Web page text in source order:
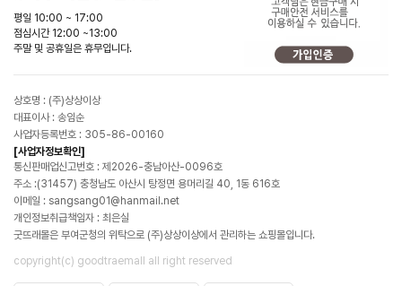
평일 10:00 ~ 17:00
점심시간 12:00 ~13:00
주말 및 공휴일은 휴무입니다.
상호명 : (주)상상이상
대표이사 : 송임순
사업자등록번호 : 305-86-00160
[사업자정보확인]
통신판매업신고번호 : 제2026-충남아산-0096호
주소 :(31457) 충청남도 아산시 탕정면 용머리길 40, 1동 616호
이메일 : sangsang01@hanmail.net
개인정보취급책임자 : 최은실
굿뜨래몰은 부여군청의 위탁으로 (주)상상이상에서 관리하는 쇼핑몰입니다.
copyright(c) goodtraemall all right reserved